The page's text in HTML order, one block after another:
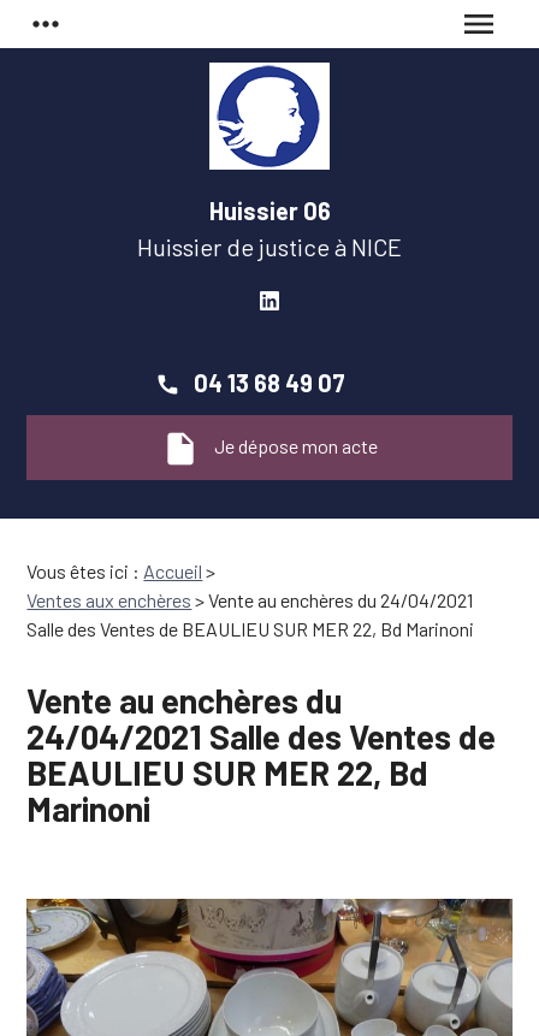
more_horiz menu
Huissier 06
Huissier de justice à NICE
04 13 68 49 07
insert_drive_file Je dépose mon acte
Vous êtes ici : Accueil >
Ventes aux enchères >Vente au enchères du 24/04/2021
Salle des Ventes de BEAULIEU SUR MER 22, Bd Marinoni
Vente au enchères du
24/04/2021 Salle des Ventes de
BEAULIEU SUR MER 22, Bd
Marinoni